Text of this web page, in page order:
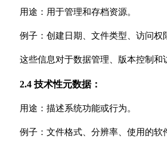
用途：用于管理和存档资源。
例子：创建日期、文件类型、访问权
这些信息对于数据管理、版本控制和
2.4 技术性元数据：
用途：描述系统功能或行为。
例子：文件格式、分辨率、使用的软